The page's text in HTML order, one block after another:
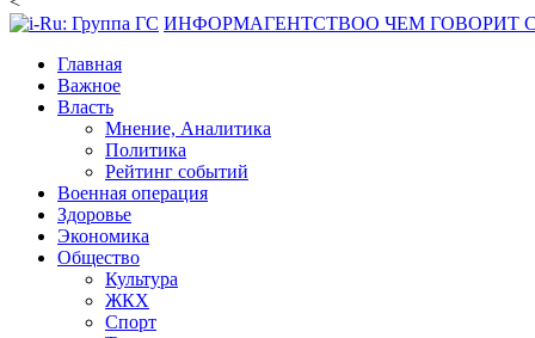
ИНФОРМАГЕНТСТВОО ЧЕМ ГОВОРИТ
Главная
Важное
Власть
Мнение, Аналитика
Политика
Рейтинг событий
Военная операция
Здоровье
Экономика
Общество
Культура
ЖКХ
Спорт